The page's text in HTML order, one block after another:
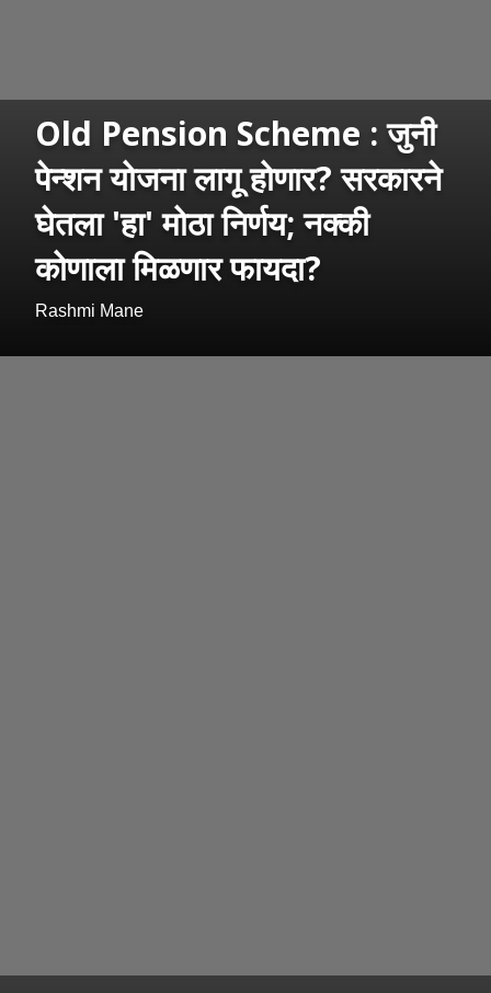
Old Pension Scheme : जुनी
पेन्शन योजना लागू होणार? सरकारने
घेतला 'हा' मोठा निर्णय; नक्की
कोणाला मिळणार फायदा?
Rashmi Mane